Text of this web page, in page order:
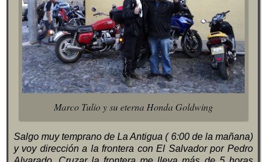
Marco Tulio y su eterna Honda Goldwing
Salgo muy temprano de La Antigua ( 6:00 de la mañana)
y voy dirección a la frontera con El Salvador por Pedro